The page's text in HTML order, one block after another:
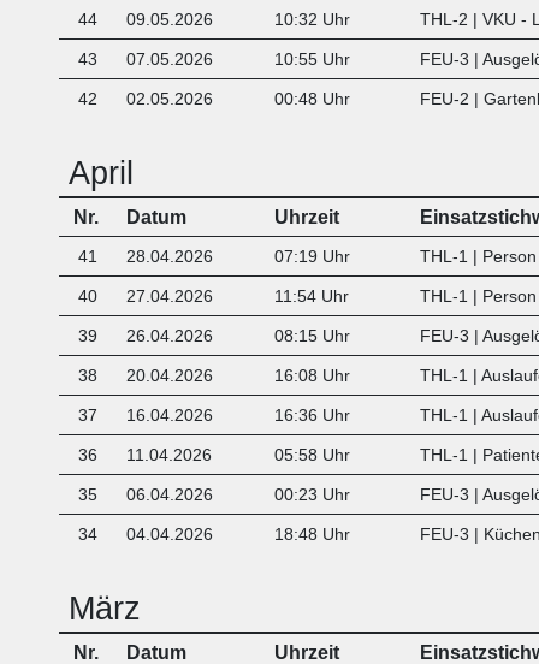
44 09.05.2026 10:32 Uhr THL-2 | VKU -
43 07.05.2026 10:55 Uhr FEU-3 |
42 02.05.2026 00:48 Uhr FEU-2 |
April
Nr. Datum Uhrzeit
41 28.04.2026 07:19 Uhr THL-1 |
40 27.04.2026 11:54 Uhr THL-1 |
39 26.04.2026 08:15 Uhr FEU-3 |
38 20.04.2026 16:08 Uhr THL-1 |
37 16.04.2026 16:36 Uhr THL-1 |
36 11.04.2026 05:58 Uhr THL-1 |
35 06.04.2026 00:23 Uhr FEU-3 |
34 04.04.2026 18:48 Uhr FEU-3 |
März
Nr. Datum Uhrzeit